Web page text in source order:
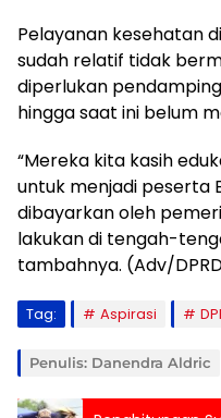
Pelayanan kesehatan
sudah relatif tidak
diperlukan
hingga saat ini belum
“Mereka kita kasih
untuk menjadi peserta
dibayarkan oleh
lakukan di tengah-
tambahnya. (Adv/
Tag: Aspirasi
Penulis: Danendra Aldric